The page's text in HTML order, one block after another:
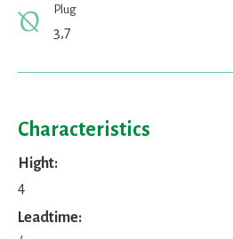
Plug
3,7
Characteristics
Hight:
4
Leadtime: